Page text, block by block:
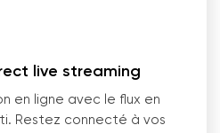
live streaming
en ligne avec le flux en
Restez connecté à vos